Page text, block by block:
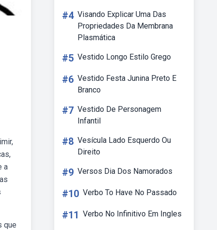
a
que
#4 Visando Explicar Uma Das
Propriedades Da Membrana
Plasmática
#5 Vestido Longo Estilo Grego
#6 Vestido Festa Junina Preto E
Branco
#7 Vestido De Personagem
Infantil
#8 Vesícula Lado Esquerdo Ou
Direito
#9 Versos Dia Dos Namorados
#10 Verbo To Have No Passado
#11 Verbo No Infinitivo Em Ingles